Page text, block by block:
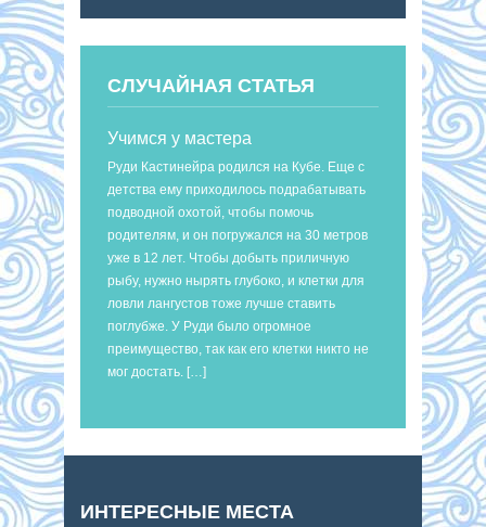
СЛУЧАЙНАЯ СТАТЬЯ
Учимся у мастера
Руди Кастинейра родился на Кубе. Еще с
детства ему приходилось подрабатывать
подводной охотой, чтобы помочь
родителям, и он погружался на 30 метров
уже в 12 лет. Чтобы добыть приличную
рыбу, нужно нырять глубоко, и клетки для
ловли лангустов тоже лучше ставить
поглубже. У Руди было огромное
преимущество, так как его клетки никто не
мог достать. […]
ИНТЕРЕСНЫЕ МЕСТА